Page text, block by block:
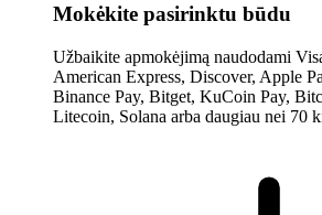
Mokėkite pasirinktu būdu
Užbaikite apmokėjimą naudodami
American Express, Discover, Apple
Binance Pay, Bitget, KuCoin Pay,
Litecoin, Solana arba daugiau nei 70